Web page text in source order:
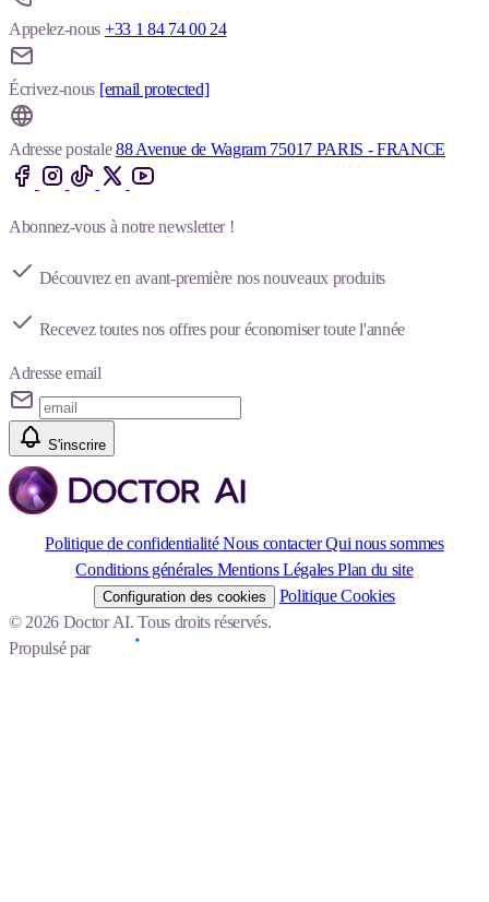
Appelez-nous +33 1 84 74 00 24
Écrivez-nous [email protected]
Adresse postale 88 Avenue de Wagram 75017 PARIS - FRANCE
Abonnez-vous à notre newsletter !
Découvrez en avant-première nos nouveaux produits
Recevez toutes nos offres pour économiser toute l'année
Adresse email
S'inscrire
Politique de confidentialité Nous contacter Qui nous sommes
Conditions générales Mentions Légales Plan du site
Configuration des cookies
Politique Cookies
© 2026 Doctor AI. Tous droits réservés.
Propulsé par